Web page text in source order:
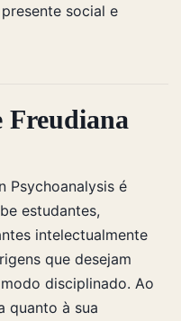
social e
Freudiana
Psychoanalysis é
estudantes,
intelectualmente
que desejam
disciplinado. Ao
quanto à sua